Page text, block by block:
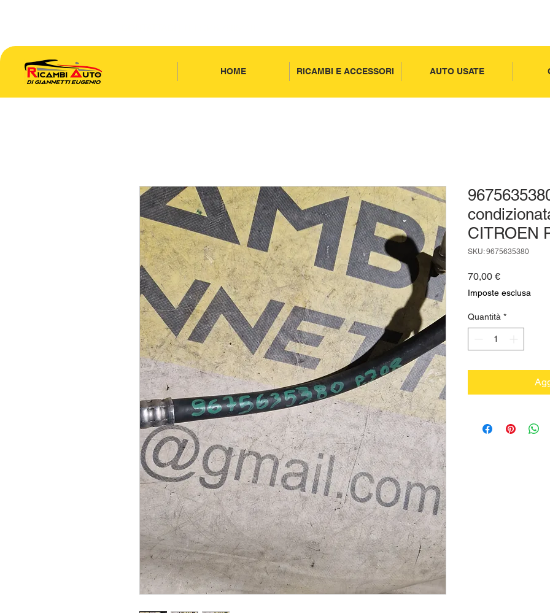
HOME RICAMBI E ACCESSORI AUTO USATE
CITROEN
SKU: 9675635380
70,00 €Prezzo
Imposte esclusa
Quantità *